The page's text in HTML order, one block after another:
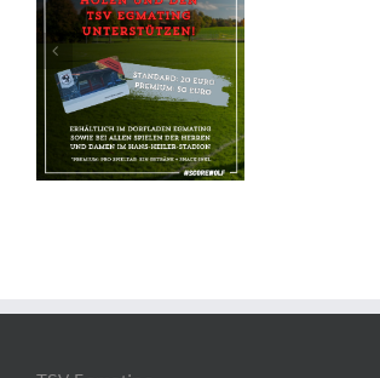
Fußballabteilung